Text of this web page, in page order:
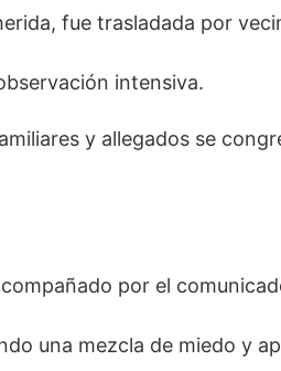
fue trasladada por
intensiva.
y allegados se
por el
una mezcla de miedo y